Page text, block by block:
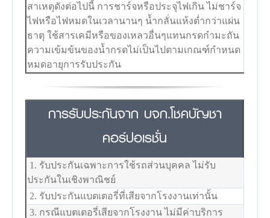
สาเหตุดังต่อไปนี้ การชาร์จหรือประจุไฟเกิน ไม่ชาร์จ
ไฟหรือไฟหมดในเวลานานๆ น้ำกลั่นแห้งต่ำกว่าแผ่น
ธาตุ ใช้สารเคมีหรือของเหลวอื่นๆแทนกรดกำมะถัน
ความเข้มข้นของน้ำกรดไม่เป็นไปตามเกณฑ์กำหนด
หมดอายุการรับประกัน
การรับประกันจาก บจก.โชคบัญชา
คอร์ปอเรชั่น
1. รับประกันเฉพาะการใช้รถส่วนบุคคล ไม่รับ
ประกันในเชิงพาณิชย์
2. รับประกันแบตเตอรี่ที่เสียจากโรงงานเท่านั้น
3. กรณีแบตเตอรี่เสียจากโรงงาน ไม่มีค่าบริการ